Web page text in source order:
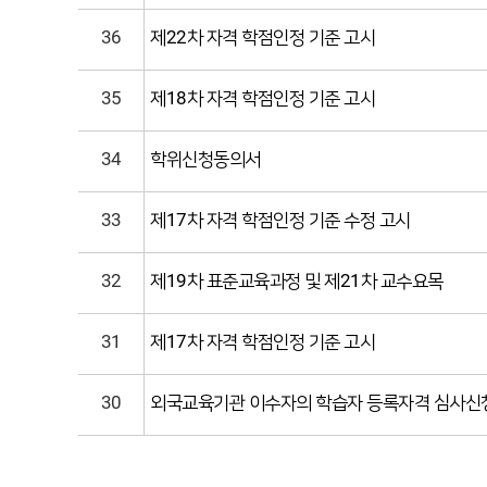
36 제22차 자격 학점인정 기준 고시
35 제18차 자격 학점인정 기준 고시
34 학위신청동의서
33 제17차 자격 학점인정 기준 수정 고시
32 제19차 표준교육과정 및 제21차 교수요목
31 제17차 자격 학점인정 기준 고시
30 외국교육기관 이수자의 학습자 등록자격 심사신